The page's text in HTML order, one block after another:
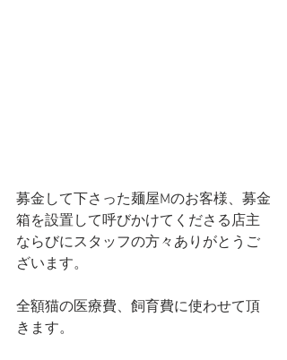
募金して下さった麺屋Mのお客様、募金
箱を設置して呼びかけてくださる店主
ならびにスタッフの方々ありがとうご
ざいます。
全額猫の医療費、飼育費に使わせて頂
きます。